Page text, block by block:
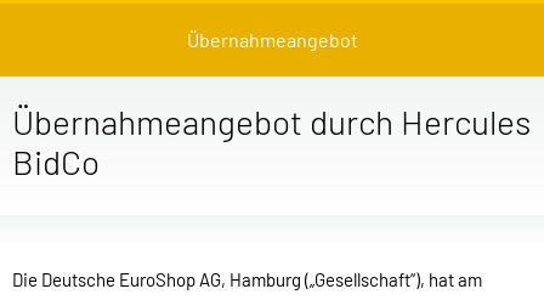
Übernahmeangebot
Übernahmeangebot durch Hercules
BidCo
Die Deutsche EuroShop AG, Hamburg („Gesellschaft“), hat am